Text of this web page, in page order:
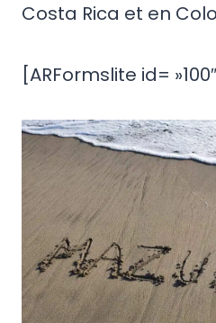
Costa Rica et en
[ARFormslite id=